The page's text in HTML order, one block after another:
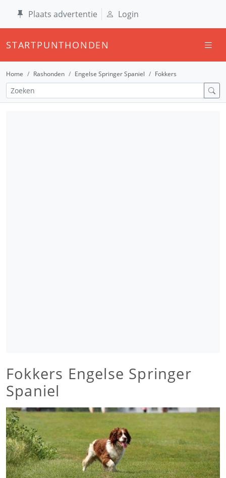
Plaats advertentie Login
STARTPUNTHONDEN
Home Rashonden Engelse Springer Spaniel Fokkers
Fokkers Engelse Springer
Spaniel